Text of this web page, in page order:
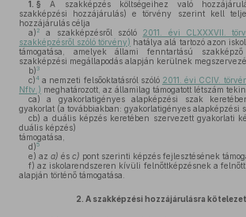
1. § A szakképzés költségeihez való
szakképzési hozzájárulás) e törvény szerint kell
hozzájárulás célja
a) 2 a szakképzésről szóló 2011. évi CLXXXVII.
szakképzésről szóló törvény) hatálya alá tartozó azon
támogatása, amelyek állami fenntartású
szakképzési megállapodás alapján kerülnek
b) 3
c)4 a nemzeti felsőoktatásról szóló 2011. évi CCIV.
Nftv.) meghatározott, az államilag támogatott létszám
ca) a gyakorlatigényes alapképzési szak
gyakorlat (a továbbiakban: gyakorlatigényes alapképzési
cb) a duális képzés keretében szervezett gyakorlati
duális képzés)
támogatása,
d)5
e) az a) és c) pont szerinti képzés fejlesztésének
f) az iskolarendszeren kívüli felnőttképzésnek a
alapján történő támogatása.
2. A szakképzési hozzájárulásra